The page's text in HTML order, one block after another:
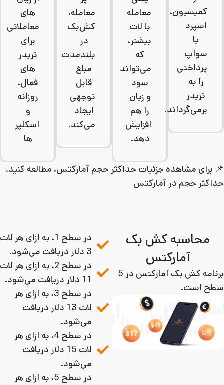
کمیسیون،
اسپرد
یا
سواپ
پرداختی
را به
تریدر
برمی‌گرداند.
معامله
با لات
بیشتر،
که
می‌تواند
سود
و زیان
را هم
افزایش
دهد.
معامله،
کش‌بک
در
بلندمدت
مبلغ
قابل‌
توجهی
ایجاد
می‌کند.
های
معاملاتی
برای
تریدر
های
فعال،
روزانه
و
اسکلپر
ها
📌 برای مشاهده جزئیات حداکثر حجم آمارکتس، مطالعه کنید.
حداکثر حجم در آمارکتس
محاسبه کش‌ بک
آمارکتس
برنامه کش بک آمارکتس در 5
سطح است.
در سطح 1، به ازای هر لات
3 دلار دریافت می‌شود.
در سطح 2، به ازای هر لات
11 دلار دریافت می‌شود.
در سطح 3، به ازای هر
لات 13 دلار دریافت
می‌شود.
در سطح 4، به ازای هر
لات 15 دلار دریافت
می‌شود.
در سطح 5، به ازای هر